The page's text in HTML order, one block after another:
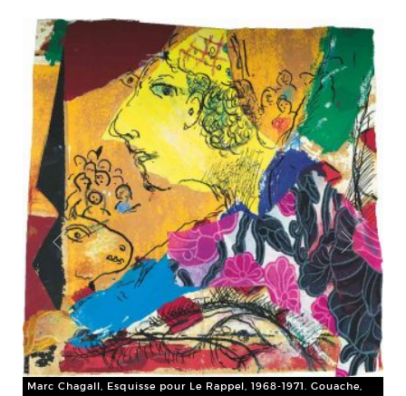
Marc Chagall, Esquisse pour Le Rappel, 1968-1971. Gouache,